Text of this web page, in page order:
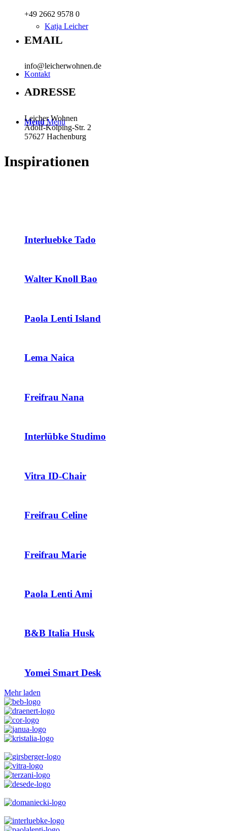
Katja Leicher
Kontakt
Menü Menü
+49 2662 9578 0
EMAIL
info@leicherwohnen.de
ADRESSE
Leicher Wohnen
Adolf-Kolping-Str. 2
57627 Hachenburg
Inspirationen
Interluebke Tado
Walter Knoll Bao
Paola Lenti Island
Lema Naica
Freifrau Nana
Interlübke Studimo
Vitra ID-Chair
Freifrau Celine
Freifrau Marie
Paola Lenti Ami
B&B Italia Husk
Yomei Smart Desk
Mehr laden